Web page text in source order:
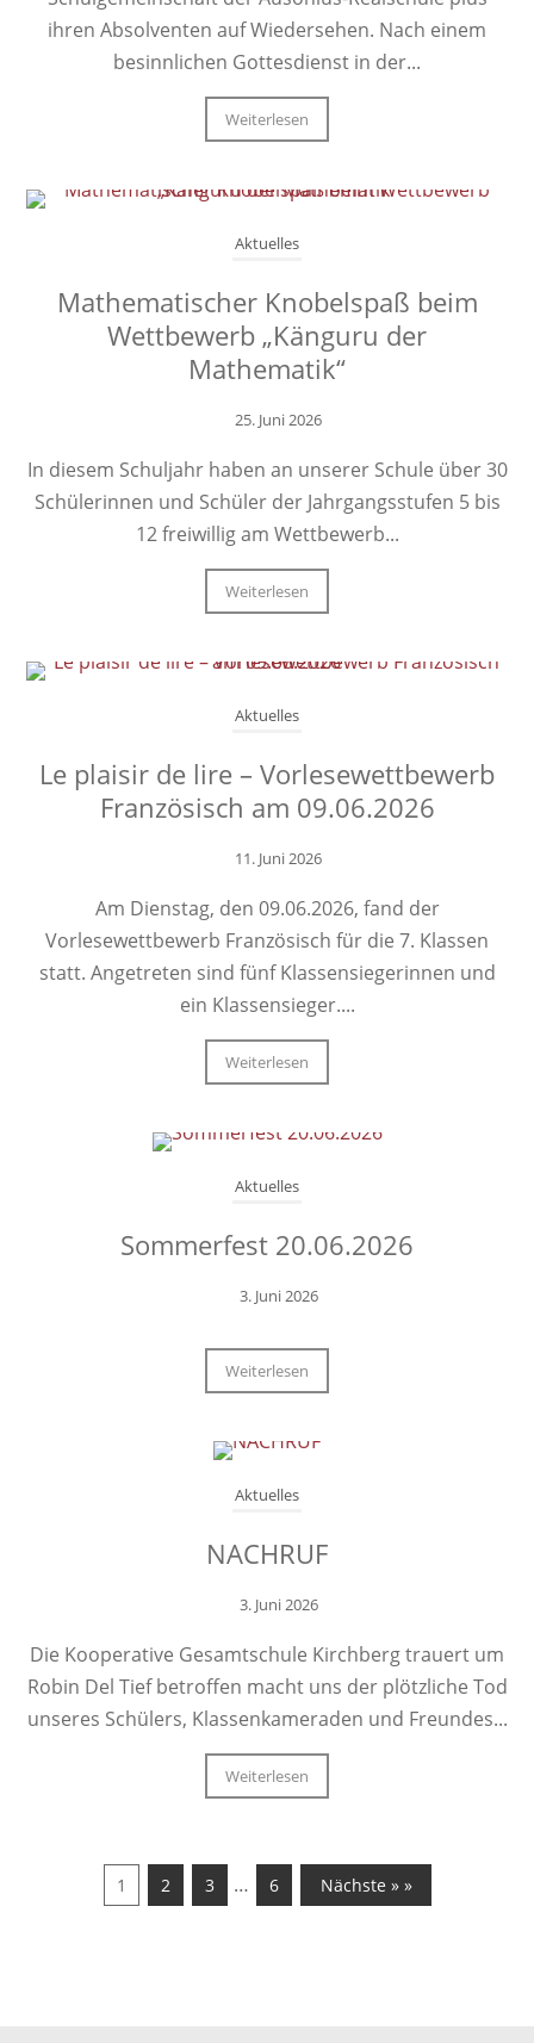
ihren Absolventen auf Wiedersehen. Nach einem
besinnlichen Gottesdienst in der...
Weiterlesen
Aktuelles
Mathematischer Knobelspaß beim
Wettbewerb „Känguru der
Mathematik“
25. Juni 2026
In diesem Schuljahr haben an unserer Schule über 30
Schülerinnen und Schüler der Jahrgangsstufen 5 bis
12 freiwillig am Wettbewerb...
Weiterlesen
Aktuelles
Le plaisir de lire – Vorlesewettbewerb
Französisch am 09.06.2026
11. Juni 2026
Am Dienstag, den 09.06.2026, fand der
Vorlesewettbewerb Französisch für die 7. Klassen
statt. Angetreten sind fünf Klassensiegerinnen und
ein Klassensieger....
Weiterlesen
Aktuelles
Sommerfest 20.06.2026
3. Juni 2026
Weiterlesen
Aktuelles
NACHRUF
3. Juni 2026
Die Kooperative Gesamtschule Kirchberg trauert um
Robin Del Tief betroffen macht uns der plötzliche Tod
unseres Schülers, Klassenkameraden und Freundes...
Weiterlesen
1 2 3 … 6 Nächste » »